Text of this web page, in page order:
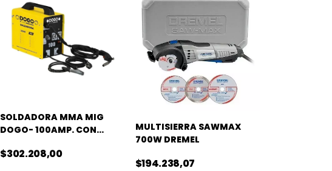
SOLDADORA MMA MIG
DOGO- 100AMP. CON
$302.208,00
MULTISIERRA SAWMAX
700W DREMEL
$194.238,07